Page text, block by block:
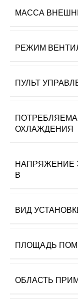
МАССА
РЕЖИМ
ПУЛЬТ
ОХЛАЖДЕНИЯ
НАПРЯЖЕНИЕ
В
ВИД
ПЛОЩАДЬ
ОБЛАСТЬ